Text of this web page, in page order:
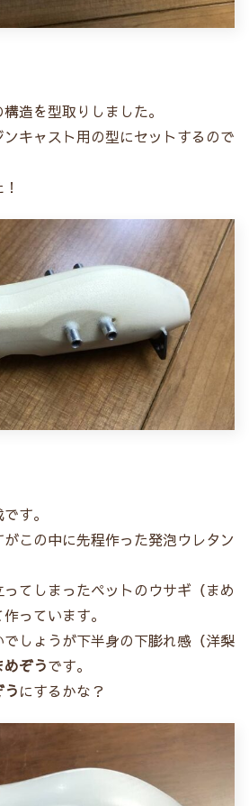
造を型取りしました。
キャスト用の型にセットするので
す。
この中に先程作った発泡ウレタン
てしまったペットのウサギ（まめ
っています。
しょうが下半身の下膨れ感（洋梨
めぞうです。
うにするかな？